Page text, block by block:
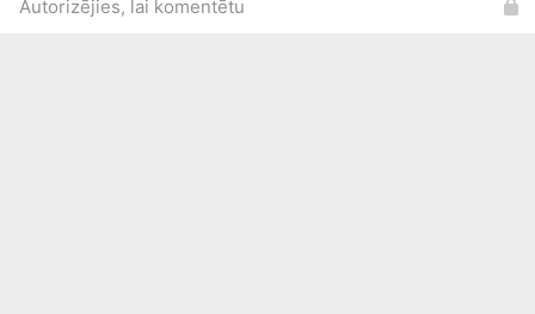
Autorizējies, lai komentētu